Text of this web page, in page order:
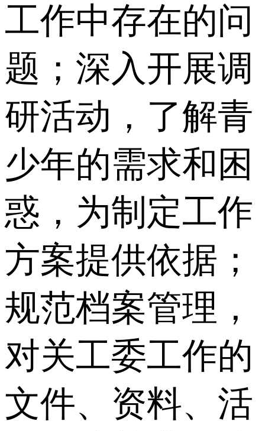
工作中存在的问
题；深入开展调
研活动，了解青
少年的需求和困
惑，为制定工作
方案提供依据；
规范档案管理，
对关工委工作的
文件、资料、活